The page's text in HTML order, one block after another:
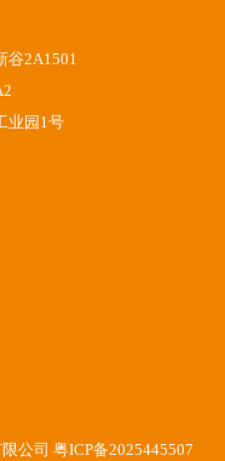
谷2A1501
业园1号
公司 粤ICP备2025445507